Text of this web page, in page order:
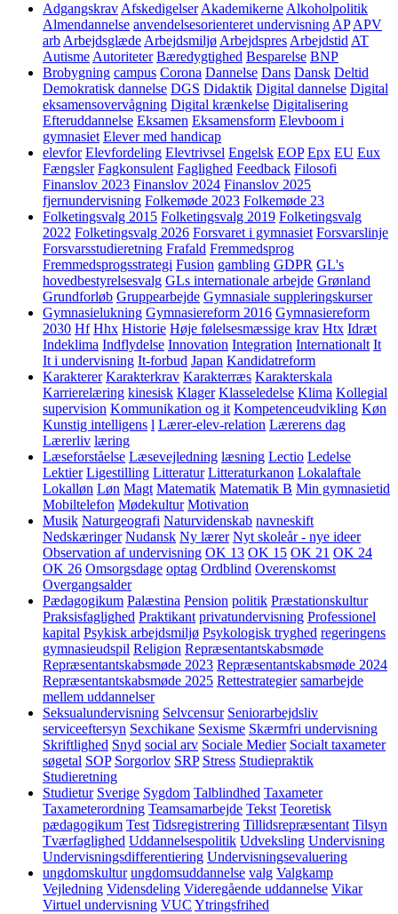
Adgangskrav Afskedigelser Akademikerne Alkoholpolitik
Almendannelse anvendelsesorienteret undervisning AP APV
arb Arbejdsglæde Arbejdsmiljø Arbejdspres Arbejdstid AT
Autisme Autoriteter Bæredygtighed Besparelse BNP
Brobygning campus Corona Dannelse Dans Dansk Deltid
Demokratisk dannelse DGS Didaktik Digital dannelse Digital
eksamensovervågning Digital krænkelse Digitalisering
Efteruddannelse Eksamen Eksamensform Elevboom i
gymnasiet Elever med handicap
elevfor Elevfordeling Elevtrivsel Engelsk EOP Epx EU Eux
Fængsler Fagkonsulent Faglighed Feedback Filosofi
Finanslov 2023 Finanslov 2024 Finanslov 2025
fjernundervisning Folkemøde 2023 Folkemøde 23
Folketingsvalg 2015 Folketingsvalg 2019 Folketingsvalg
2022 Folketingsvalg 2026 Forsvaret i gymnasiet Forsvarslinje
Forsvarsstudieretning Frafald Fremmedsprog
Fremmedsprogsstrategi Fusion gambling GDPR GL's
hovedbestyrelsesvalg GLs internationale arbejde Grønland
Grundforløb Gruppearbejde Gymnasiale suppleringskurser
Gymnasielukning Gymnasiereform 2016 Gymnasiereform
2030 Hf Hhx Historie Høje følelsesmæssige krav Htx Idræt
Indeklima Indflydelse Innovation Integration Internationalt It
It i undervisning It-forbud Japan Kandidatreform
Karakterer Karakterkrav Karakterræs Karakterskala
Karrierelæring kinesisk Klager Klasseledelse Klima Kollegial
supervision Kommunikation og it Kompetenceudvikling Køn
Kunstig intelligens l Lærer-elev-relation Lærerens dag
Lærerliv læring
Læseforståelse Læsevejledning læsning Lectio Ledelse
Lektier Ligestilling Litteratur Litteraturkanon Lokalaftale
Lokalløn Løn Magt Matematik Matematik B Min gymnasietid
Mobiltelefon Mødekultur Motivation
Musik Naturgeografi Naturvidenskab navneskift
Nedskæringer Nudansk Ny lærer Nyt skoleår - nye ideer
Observation af undervisning OK 13 OK 15 OK 21 OK 24
OK 26 Omsorgsdage optag Ordblind Overenskomst
Overgangsalder
Pædagogikum Palæstina Pension politik Præstationskultur
Praksisfaglighed Praktikant privatundervisning Professionel
kapital Psykisk arbejdsmiljø Psykologisk tryghed regeringens
gymnasieudspil Religion Repræsentantskabsmøde
Repræsentantskabsmøde 2023 Repræsentantskabsmøde 2024
Repræsentantskabsmøde 2025 Rettestrategier samarbejde
mellem uddannelser
Seksualundervisning Selvcensur Seniorarbejdsliv
serviceeftersyn Sexchikane Sexisme Skærmfri undervisning
Skriftlighed Snyd social arv Sociale Medier Socialt taxameter
søgetal SOP Sorgorlov SRP Stress Studiepraktik
Studieretning
Studietur Sverige Sygdom Talblindhed Taxameter
Taxameterordning Teamsamarbejde Tekst Teoretisk
pædagogikum Test Tidsregistrering Tillidsrepræsentant Tilsyn
Tværfaglighed Uddannelsespolitik Udveksling Undervisning
Undervisningsdifferentiering Undervisningsevaluering
ungdomskultur ungdomsuddannelse valg Valgkamp
Vejledning Vidensdeling Videregående uddannelse Vikar
Virtuel undervisning VUC Ytringsfrihed